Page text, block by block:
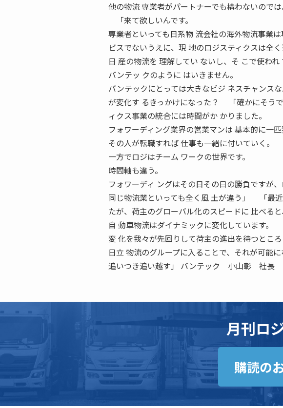
他の物流 専業者がパートナーでも構わないのでは
「来て欲しいんです。
専業者といっても日系物 流会社の海外物流事業
ビスでないうえに、現 地のロジスティクスは全く
日 産の物流を 理解してい ないし、そ こで使われ
バンテッ クのように はいきません。
バンテックにとっては大きなビジ ネスチャン
が変化す るきっかけになった？ 「確かにそう
ィクス事業の統合には時間がか かりました。
フォワーディング業界の営業マンは 基本的に一匹
その人が転職すれば 仕事も一緒に付いていく。
一方でロジはチーム ワークの世界です。
時間軸も違う。
フォワーディ ングはその日その日の勝負ですが、
同じ物流業といっても全く風 土が違う」 「最
たが、荷主のグローバル化のスピードに 比べる
自 動車物流はダイナミックに変化しています。
変 化を我々が先回りして荷主の進出を待つとこ
日立 物流のグループに入ることで、それが可能
追いつき追い越す」 バンテック 小山彰 社長
月刊ロ
購読の